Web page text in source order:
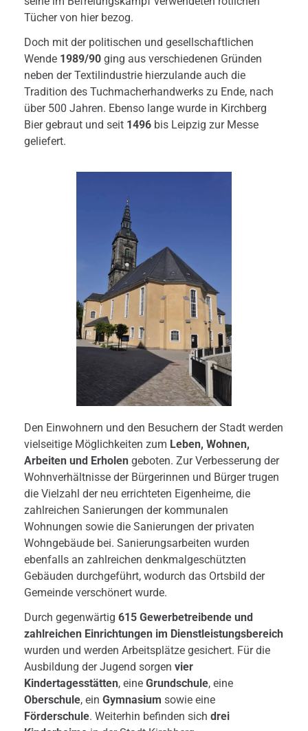
Tücher von hier bezog.
Doch mit der politischen und gesellschaftlichen
Wende 1989/90 ging aus verschiedenen Gründen
neben der Textilindustrie hierzulande auch die
Tradition des Tuchmacherhandwerks zu Ende, nach
über 500 Jahren. Ebenso lange wurde in Kirchberg
Bier gebraut und seit 1496 bis Leipzig zur Messe
geliefert.
Den Einwohnern und den Besuchern der Stadt werden
vielseitige Möglichkeiten zum Leben, Wohnen,
Arbeiten und Erholen geboten. Zur Verbesserung der
Wohnverhältnisse der Bürgerinnen und Bürger trugen
die Vielzahl der neu errichteten Eigenheime, die
zahlreichen Sanierungen der kommunalen
Wohnungen sowie die Sanierungen der privaten
Wohngebäude bei. Sanierungsarbeiten wurden
ebenfalls an zahlreichen denkmalgeschützten
Gebäuden durchgeführt, wodurch das Ortsbild der
Gemeinde verschönert wurde.
Durch gegenwärtig 615 Gewerbetreibende und
zahlreichen Einrichtungen im Dienstleistungsbereich
wurden und werden Arbeitsplätze gesichert. Für die
Ausbildung der Jugend sorgen vier
Kindertagesstätten, eine Grundschule, eine
Oberschule, ein Gymnasium sowie eine
Förderschule. Weiterhin befinden sich drei